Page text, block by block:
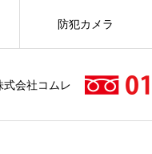
会社コムレ
防犯カメラ